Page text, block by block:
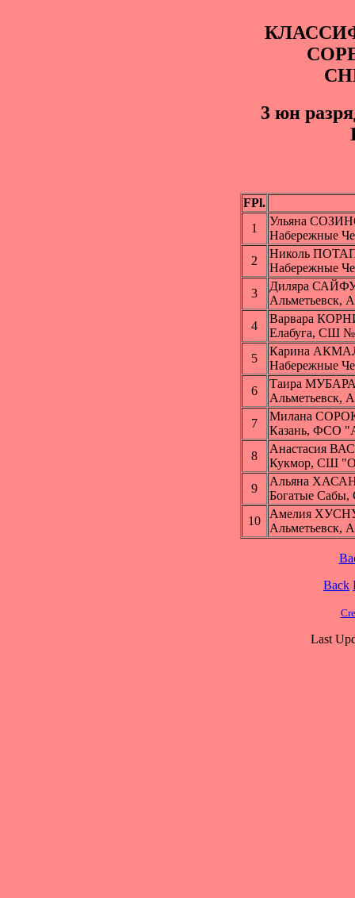
3 юн
FPl.
1
Ульяна
Набережные
2
Николь
Набережные
3
Диляра
4
Варвара
Елабуга, СШ
5
Карина
Набережные
6
Таира
7
Милана
Казань, ФСО
8
Анастасия
Кукмор, СШ
9
Альяна
Богатые
10
Амелия
Back
Last